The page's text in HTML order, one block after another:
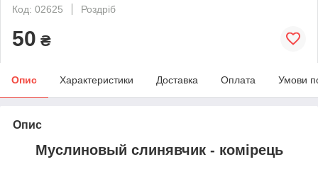
Код: 02625
Роздріб
50 ₴
Опис Характеристики Доставка Оплата Умови
Опис
Муслиновый слинявчик - комірець